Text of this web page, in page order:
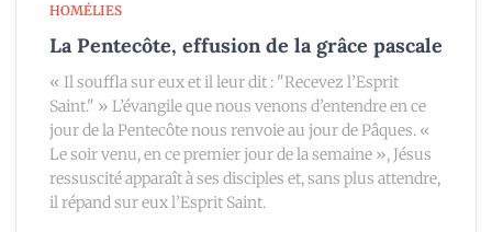
HOMÉLIES
La Pentecôte, effusion de la grâce pascale
« Il souffla sur eux et il leur dit : "Recevez l’Esprit
Saint." » L’évangile que nous venons d’entendre en ce
jour de la Pentecôte nous renvoie au jour de Pâques. «
Le soir venu, en ce premier jour de la semaine », Jésus
ressuscité apparaît à ses disciples et, sans plus attendre,
il répand sur eux l’Esprit Saint.